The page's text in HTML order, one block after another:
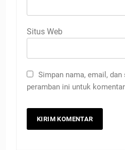
Situs Web
Simpan nama, email,
peramban ini untuk